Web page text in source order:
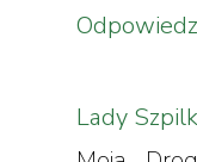
Odpowiedz
Lady